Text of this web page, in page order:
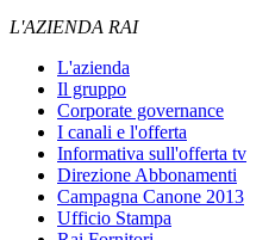
L'AZIENDA RAI
L'azienda
Il gruppo
Corporate governance
I canali e l'offerta
Informativa sull'offerta tv
Direzione Abbonamenti
Campagna Canone 2013
Ufficio Stampa